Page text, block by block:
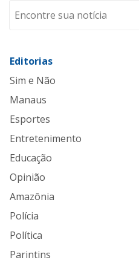
Editorias
Sim e Não
Manaus
Esportes
Entretenimento
Educação
Opinião
Amazônia
Polícia
Política
Parintins